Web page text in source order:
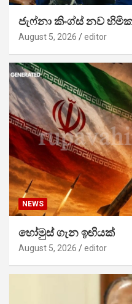
ජැෆ්නා කිංග්ස් නව
August 5, 2026 editor
NEWS
හෝමුස් ගැන ඉඟියක්
August 5, 2026 editor